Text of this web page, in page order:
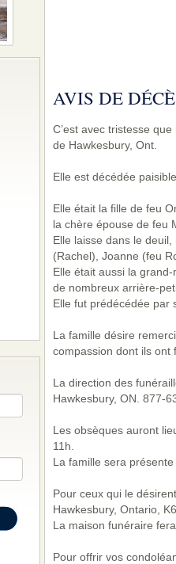
AVIS DE
C’est avec tristesse
de Hawkesbury, Ont.
Elle est décédée
Elle était la fille de feu
la chère épouse de feu
Elle laisse dans le
(Rachel), Joanne (feu
Elle était aussi la
de nombreux arrière-
Elle fut prédécédée par
La famille désire
compassion dont ils ont
La direction des
Hawkesbury, ON. 877-
Les obsèques auront
11h.
La famille sera
Pour ceux qui le
Hawkesbury, Ontario,
La maison funéraire
Pour offrir vos